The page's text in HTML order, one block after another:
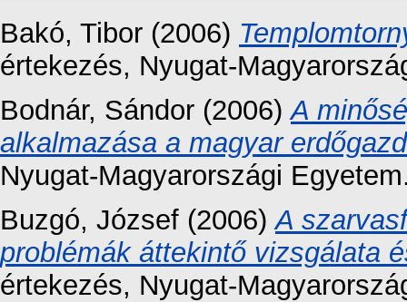
Bakó, Tibor (2006)
értekezés, Nyugat-
Bodnár, Sándor (2006)A
alkalmazása a magyar
Nyugat-Magyarországi
Buzgó, József (2006)A
problémák áttekintő vizsgálata
értekezés, Nyugat-